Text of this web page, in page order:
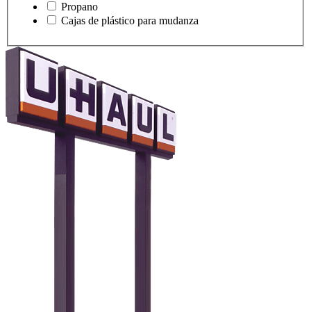
Propano
Cajas de plástico para mudanza